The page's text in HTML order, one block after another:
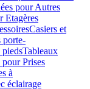
pour Autres
Etagères
Casiers et
porte-
piedsTableaux
pour Prises
à
éclairage